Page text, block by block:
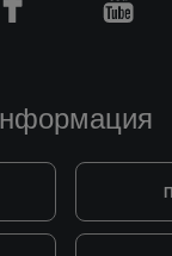
Facebook